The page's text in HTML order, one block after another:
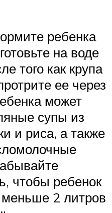
ребенка
на воде
того как крупа
ее через
может
супы из
и риса, а также
чтобы ребенок
2 литров